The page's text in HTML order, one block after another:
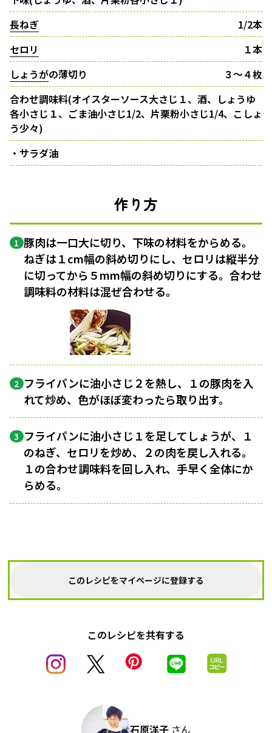
長ねぎ
1/2本
セロリ
１本
しょうがの薄切り
３〜４枚
合わせ調味料(オイスターソース大さじ１、酒、しょうゆ
各小さじ１、ごま油小さじ1/2、片栗粉小さじ1/4、こしょ
う少々)
・サラダ油
作り方
1 豚肉は一口大に切り、下味の材料をからめる。
ねぎは１cm幅の斜め切りにし、セロリは縦半分
に切ってから５mm幅の斜め切りにする。合わせ
調味料の材料は混ぜ合わせる。
2 フライパンに油小さじ２を熱し、１の豚肉を入
れて炒め、色がほぼ変わったら取り出す。
3 フライパンに油小さじ１を足してしょうが、１
のねぎ、セロリを炒め、２の肉を戻し入れる。
１の合わせ調味料を回し入れ、手早く全体にか
らめる。
このレシピをマイページに登録する
このレシピを共有する
石原洋子 さん